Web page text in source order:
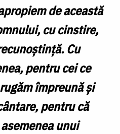
de această
cu cinstire,
Cu
pentru cei ce
împreună și
pentru că
unui